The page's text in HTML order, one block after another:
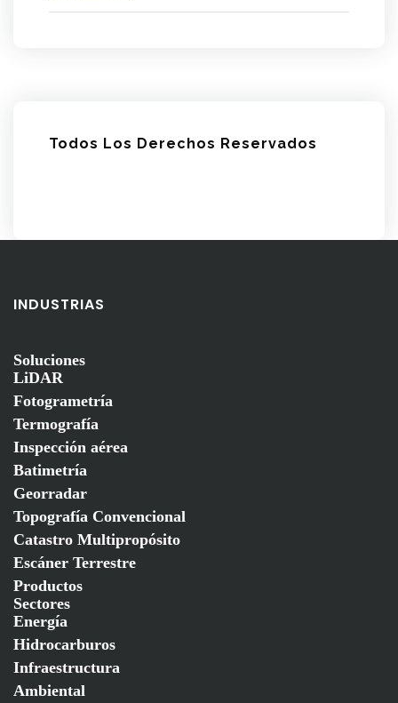
Todos Los Derechos Reservados
INDUSTRIAS
Soluciones
LiDAR
Fotogrametría
Termografía
Inspección aérea
Batimetría
Georradar
Topografía Convencional
Catastro Multipropósito
Escáner Terrestre
Productos
Sectores
Energía
Hidrocarburos
Infraestructura
Ambiental